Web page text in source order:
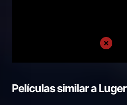
Películas similar aLuger